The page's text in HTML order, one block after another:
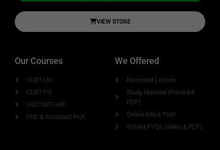
VIEW STORE
Our Courses
CUET-UG
CUET-PG
UGC NET/JRF
PhD & Assistant Prof,
We Offered
Recorded Lecture
Study Material (Printed &
PDF)
Online Mock Test
Solved PYQs (Video & PDF)